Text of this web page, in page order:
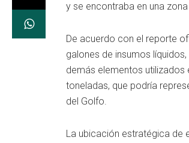
y se encontraba en una
De acuerdo con el reporte
galones de insumos
demás elementos utilizados
toneladas, que podría
del Golfo.
La ubicación estratégica de